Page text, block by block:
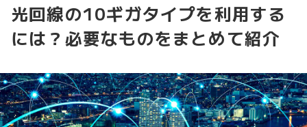
光回線の10ギガタイプを利用する
には？必要なものをまとめて紹介